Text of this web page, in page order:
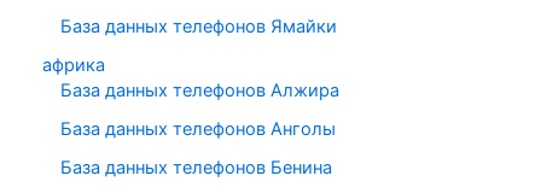
База данных телефонов Ямайки
африка
База данных телефонов Алжира
База данных телефонов Анголы
База данных телефонов Бенина